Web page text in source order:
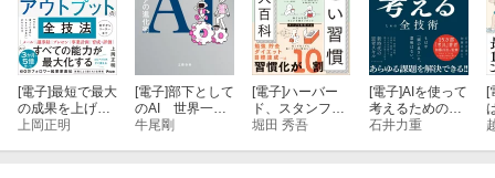
[電子]最短で最大
の成果を上げる
AIアウトプット
上岡正明
[電子]部下として
のAI 世界一流
エンジニアの進
牛尾剛
[電子]ハーバー
ド、スタンフォ
ード、オックス
堀田 秀吾
[電子]AIを使って
考えるための全
技術
石井力重
[